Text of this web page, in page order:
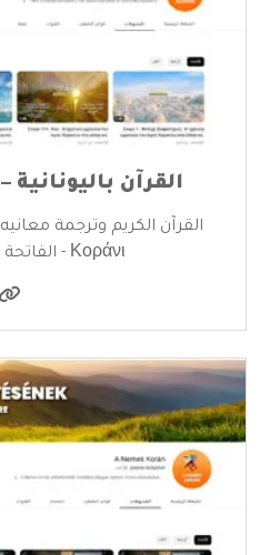
القرآن باليونانية – Το Iερό Κοράνι
Κοράνι - الفاتحة وجزء عم فقط